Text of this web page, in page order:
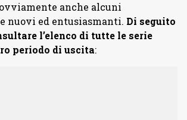
anche alcuni
nuovi ed entusiasmanti. Di seguito
l’elenco di tutte le serie
periodo di uscita: